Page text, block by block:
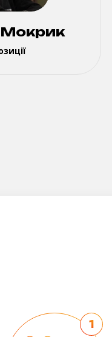
1